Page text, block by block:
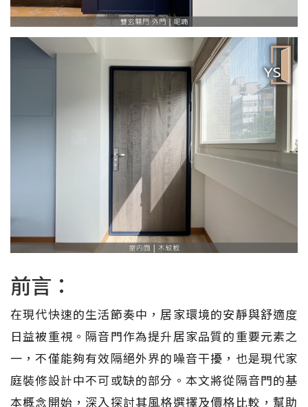
前言：
在現代快速的生活節奏中，居家環境的安靜與舒適度
日益被重視。隔音門作為提升居家品質的重要元素之
一，不僅能夠有效隔絕外界的噪音干擾，也是現代家
庭裝修設計中不可或缺的部分。本文將從隔音門的基
本概念開始，深入探討其風格選擇及價格比較，幫助